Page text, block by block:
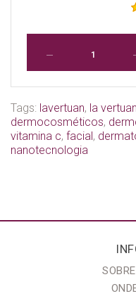
Tags: lavertuan, la vertuan
dermocosméticos,
vitamina c, facial,
nanotecnologia